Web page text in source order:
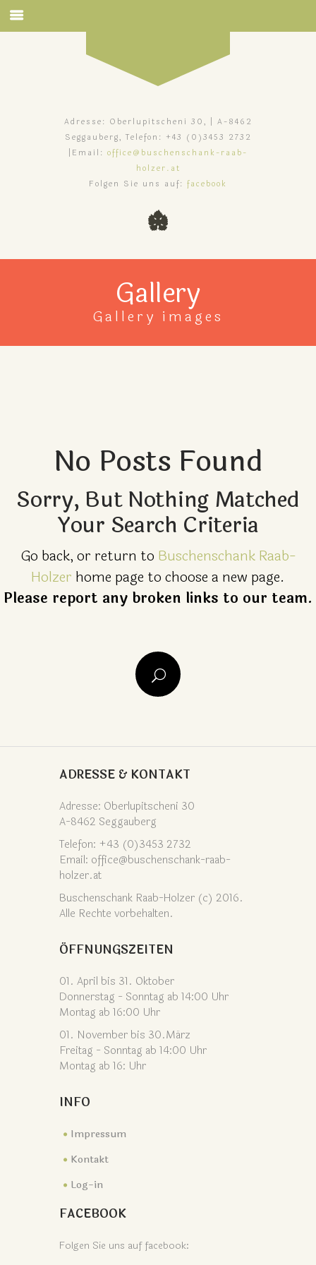
Adresse: Oberlupitscheni 30, | A-8462
Seggauberg, Telefon: +43 (0)3453 2732
|Email: office@buschenschank-raab-
holzer.at
Folgen Sie uns auf: facebook
Gallery
Gallery images
No Posts Found
Sorry, But Nothing Matched
Your Search Criteria
Go back, or return to Buschenschank Raab-
Holzer home page to choose a new page.
Please report any broken links to our team.
ADRESSE & KONTAKT
Adresse: Oberlupitscheni 30
A-8462 Seggauberg
Telefon: +43 (0)3453 2732
Email: office@buschenschank-raab-
holzer.at
Buschenschank Raab-Holzer (c) 2016.
Alle Rechte vorbehalten.
ÖFFNUNGSZEITEN
01. April bis 31. Oktober
Donnerstag - Sonntag ab 14:00 Uhr
Montag ab 16:00 Uhr
01. November bis 30.März
Freitag - Sonntag ab 14:00 Uhr
Montag ab 16: Uhr
INFO
Impressum
Kontakt
Log-in
FACEBOOK
Folgen Sie uns auf facebook: